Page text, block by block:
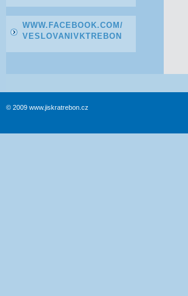
WWW.FACEBOOK.COM/
VESLOVANIVKTREBON
© 2009 www.jiskratrebon.cz